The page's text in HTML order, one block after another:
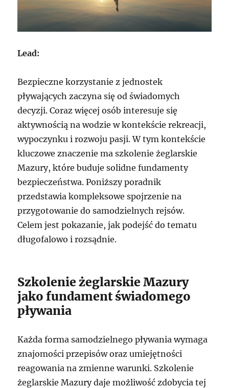
Lead:
Bezpieczne korzystanie z jednostek
pływających zaczyna się od świadomych
decyzji. Coraz więcej osób interesuje się
aktywnością na wodzie w kontekście rekreacji,
wypoczynku i rozwoju pasji. W tym kontekście
kluczowe znaczenie ma szkolenie żeglarskie
Mazury, które buduje solidne fundamenty
bezpieczeństwa. Poniższy poradnik
przedstawia kompleksowe spojrzenie na
przygotowanie do samodzielnych rejsów.
Celem jest pokazanie, jak podejść do tematu
długofalowo i rozsądnie.
Szkolenie żeglarskie Mazury
jako fundament świadomego
pływania
Każda forma samodzielnego pływania wymaga
znajomości przepisów oraz umiejętności
reagowania na zmienne warunki. Szkolenie
żeglarskie Mazury daje możliwość zdobycia tej